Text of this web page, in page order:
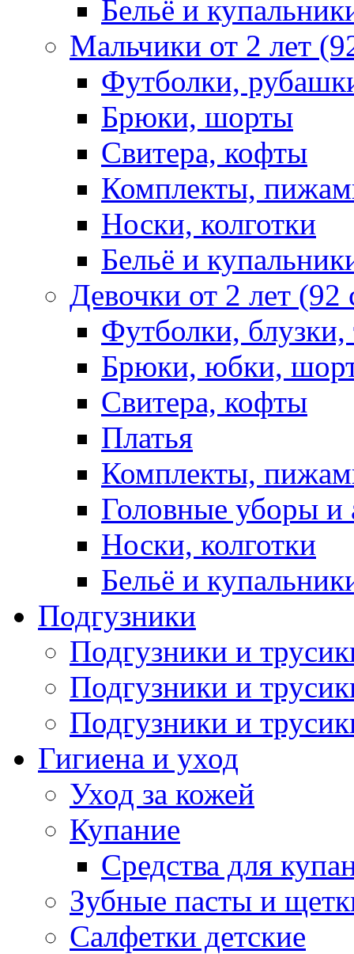
Бельё и
Мальчики от 2 лет
Футболки,
Брюки, шорты
Свитера, кофты
Комплекты,
Носки, колготки
Бельё и
Девочки от 2 лет
Футболки,
Брюки, юбки,
Свитера, кофты
Платья
Комплекты,
Головные уборы и
Носки, колготки
Бельё и
Подгузники
Подгузники и
Подгузники и
Подгузники и
Гигиена и уход
Уход за кожей
Купание
Средства для
Зубные пасты и
Салфетки детские